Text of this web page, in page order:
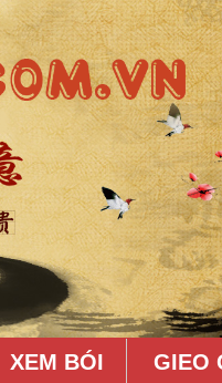
XEM BÓI GIEO